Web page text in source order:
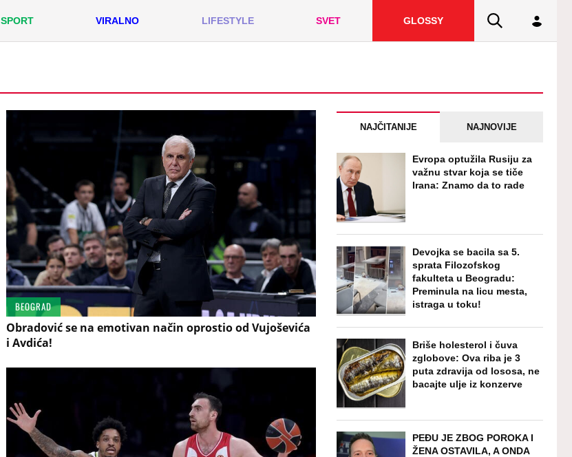
SPORT VIRALNO LIFESTYLE SVET GLOSSY
BEOGRAD
Obradović se na emotivan način oprostio od Vujoševića
i Avdića!
NAJČITANIJE NAJNOVIJE
Evropa optužila Rusiju za
važnu stvar koja se tiče
Irana: Znamo da to rade
Devojka se bacila sa 5.
sprata Filozofskog
fakulteta u Beogradu:
Preminula na licu mesta,
istraga u toku!
Briše holesterol i čuva
zglobove: Ova riba je 3
puta zdravija od lososa, ne
bacajte ulje iz konzerve
PEĐU JE ZBOG POROKA I
ŽENA OSTAVILA, A ONDA